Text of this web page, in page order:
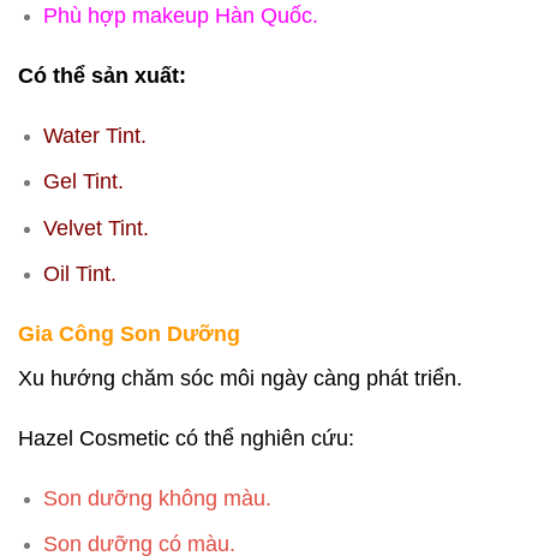
Phù hợp makeup Hàn Quốc.
Có thể sản xuất:
Water Tint.
Gel Tint.
Velvet Tint.
Oil Tint.
Gia Công Son Dưỡng
Xu hướng chăm sóc môi ngày càng phát triển.
Hazel Cosmetic có thể nghiên cứu:
Son dưỡng không màu.
Son dưỡng có màu.